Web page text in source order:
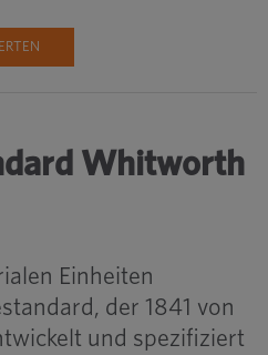
Whitworth
Einheiten
der 1841 von
und spezifiziert